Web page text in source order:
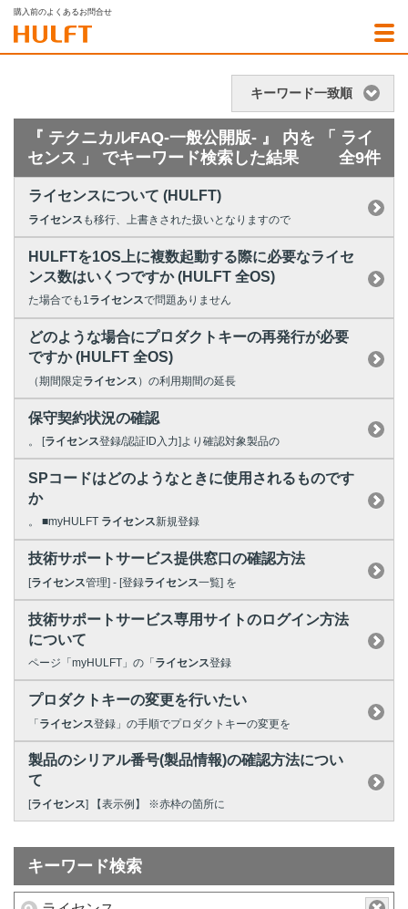
購入前のよくあるお問合せ
キーワード一致順
『 テクニカルFAQ-一般公開版- 』 内を 「 ライ
センス 」 でキーワード検索した結果
全9件
ライセンスについて (HULFT)
ライセンス も移行、上書きされた扱いとなりますので
HULFTを1OS上に複数起動する際に必要なライセ
ンス数はいくつですか (HULFT 全OS)
た場合でも1ライセンスで問題ありません
どのような場合にプロダクトキーの再発行が必要
ですか (HULFT 全OS)
（期間限定ライセンス ）の利用期間の延長
保守契約状況の確認
。 [ライセンス登録/認証ID入力]より確認対象製品の
SPコードはどのようなときに使用されるものです
か
。 ■myHULFT ライセンス新規登録
技術サポートサービス提供窓口の確認方法
[ライセンス管理] - [登録ライセンス一覧] を
技術サポートサービス専用サイトのログイン方法
について
ページ「myHULFT」の「 ライセンス登録
プロダクトキーの変更を行いたい
「ライセンス登録」の手順でプロダクトキーの変更を
製品のシリアル番号(製品情報)の確認方法につい
て
[ライセンス] 【表示例】 ※赤枠の箇所に
キーワード検索